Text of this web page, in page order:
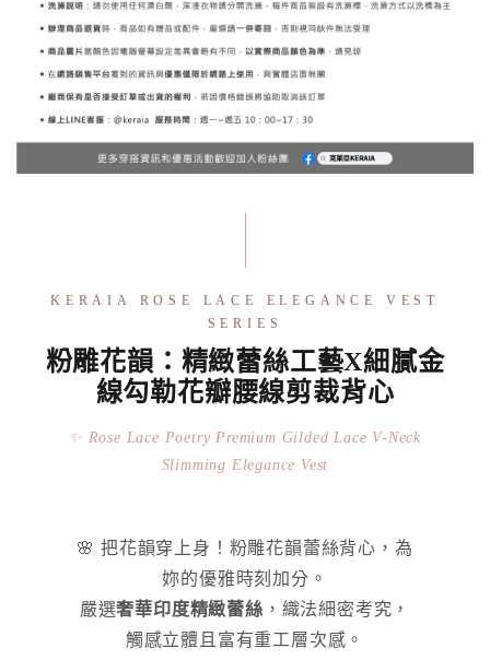
KERAIA ROSE LACE ELEGANCE VEST
SERIES
粉雕花韻：精緻蕾絲工藝X細膩金
線勾勒花瓣腰線剪裁背心
✨ Rose Lace Poetry Premium Gilded Lace V-Neck
Slimming Elegance Vest
🌸 把花韻穿上身！粉雕花韻蕾絲背心，為
妳的優雅時刻加分。
嚴選奢華印度精緻蕾絲 ，織法細密考究，
觸感立體且富有重工層次感。